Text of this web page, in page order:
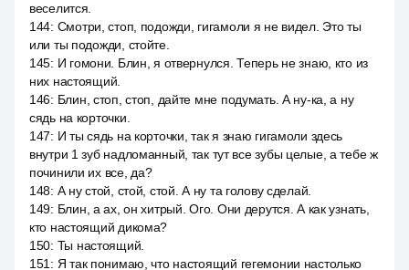
веселится.
144: Смотри, стоп, подожди, гигамоли я не видел. Это ты
или ты подожди, стойте.
145: И гомони. Блин, я отвернулся. Теперь не знаю, кто из
них настоящий.
146: Блин, стоп, стоп, дайте мне подумать. А ну-ка, а ну
сядь на корточки.
147: И ты сядь на корточки, так я знаю гигамоли здесь
внутри 1 зуб надломанный, так тут все зубы целые, а тебе ж
починили их все, да?
148: А ну стой, стой, стой. А ну та голову сделай.
149: Блин, а ах, он хитрый. Ого. Они дерутся. А как узнать,
кто настоящий дикома?
150: Ты настоящий.
151 : Я так понимаю, что настоящий гегемонии настолько